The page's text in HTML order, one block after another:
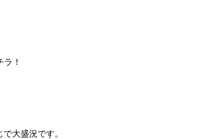
！
大盛況です。